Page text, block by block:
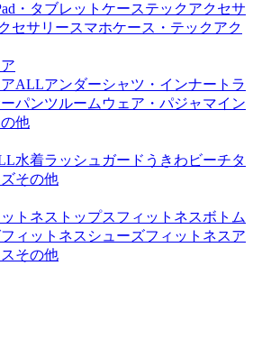
・タブレットケーステックアクセサ
セサリースマホケース・テックアク
ALLアンダーシャツ・インナー トラ
パンツルームウェア・パジャマイン
他
水着ラッシュガード うきわ ビーチタ
その他
トネストップスフィットネスボトム
フィットネスシューズフィットネスア
その他